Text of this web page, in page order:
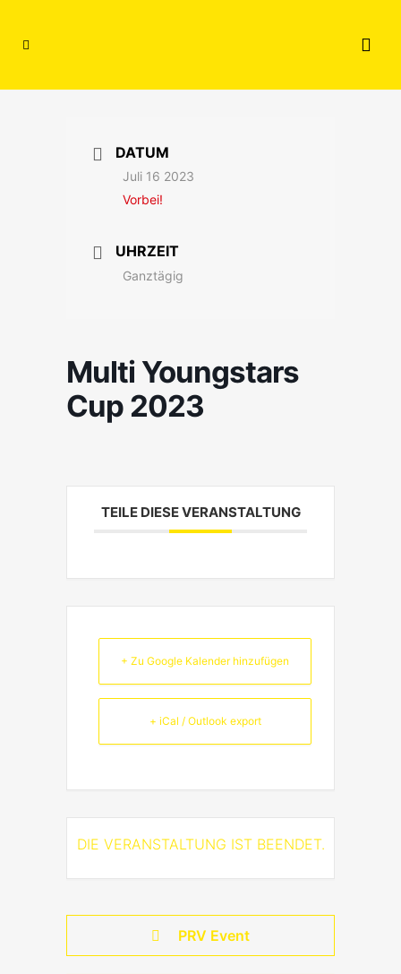
DATUM
Juli 16 2023
Vorbei!
UHRZEIT
Ganztägig
Multi Youngstars
Cup 2023
TEILE DIESE VERANSTALTUNG
+ Zu Google Kalender hinzufügen
+ iCal / Outlook export
DIE VERANSTALTUNG IST BEENDET.
PRV Event